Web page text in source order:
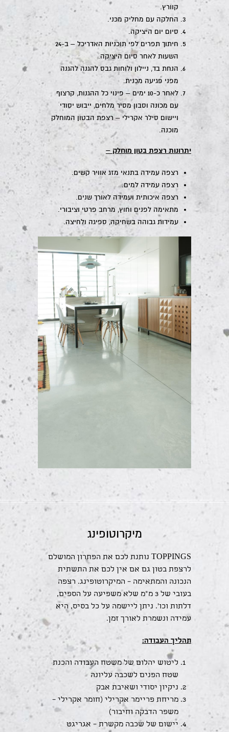
קוורץ.
החלקה עם מחליק מכני.
סיום יום היציקה.
חיתוך תפרים לפי תוכניות האדריכל – ב-24
השעות לאחר סיום היציקה.
הנחת בד, ניילון ולוחות גבס להגנה להגנה
מפני פגיעה מכנית.
לאחר כ-10 ימים – פינוי כל ההגנות, קרצוף
עם מכונה וסבון מסיר מלחים, ייבוש יסודי
ויישום סילר אקרילי – רצפת הבטון המוחלק
מוכנה.
יתרונות רצפת בטון מוחלק –
רצפה עמידה בתנאי מזג אוויר קשים.
רצפה עמידה למים.
רצפה איכותית ועמידה לאורך שנים.
מתאימה לפנים וחוץ, מרחב פרטי וציבורי.
עמידות גבוהה בשחיקה, ספיגה ולחיצה.
מיקרוטופינג
TOPPINGS נותנת לכם את הפתרון המושלם
לרצפת בטון גם אם אין לכם את התשתית
הנכונה והמתאימה – המיקרוטופינג. רצפה
בעובי של 3 מ"מ שלא משפיעה על הספים,
דלתות וכו'. ניתן ליישמה על כל בסיס, היא
עמידה ונשמרת לאורך זמן.
תהליך העבודה:
ליטוש יהלום של משטח העבודה והכנת
שטח הפנים לשכבה עליונה
ניקיון יסודי ושאיבת אבק
מריחת פריימר אקרילי (חומר אקרילי –
משפר הדבקה וחיבור)
יישום של שכבה מקשרת – אגריגט